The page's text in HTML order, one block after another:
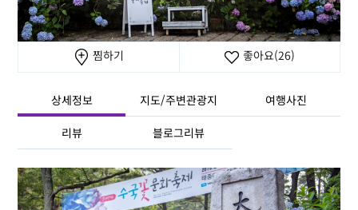
찜하기 좋아요(26)
상세정보 지도/주변관광지 여행사진
리뷰 블로그리뷰